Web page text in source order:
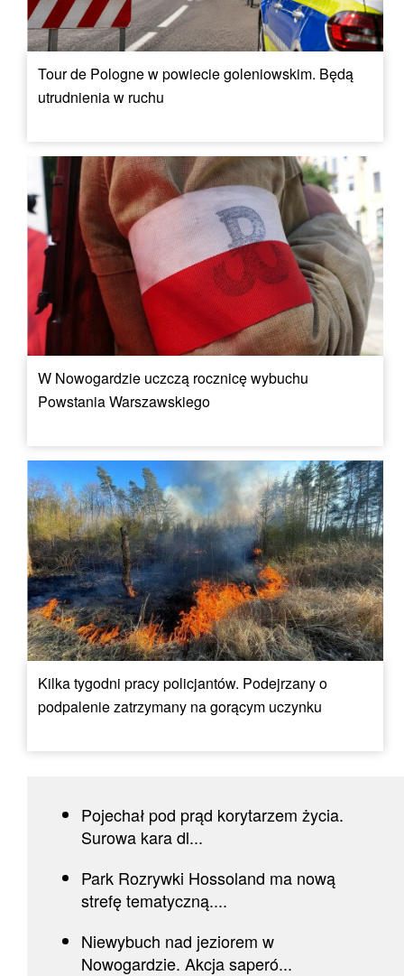
Tour de Pologne w powiecie goleniowskim. Będą
utrudnienia w ruchu
W Nowogardzie uczczą rocznicę wybuchu
Powstania Warszawskiego
Kilka tygodni pracy policjantów. Podejrzany o
podpalenie zatrzymany na gorącym uczynku
Pojechał pod prąd korytarzem życia.
Surowa kara dl...
Park Rozrywki Hossoland ma nową
strefę tematyczną....
Niewybuch nad jeziorem w
Nowogardzie. Akcja saperó...